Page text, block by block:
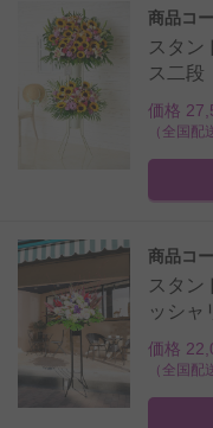
商品コ
スタ
ス二段
価格
（全国
商品コ
スタ
ッシャ
価格
（全国